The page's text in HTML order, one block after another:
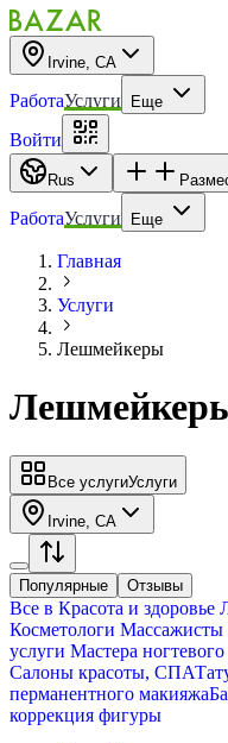
Irvine, CA
РаботаУслуги Еще
Войти
Rus
РаботаУслуги Еще
Главная
Услуги
Лешмейкеры
Все услугиУслуги
Irvine, CA
Популярные Отзывы
Все в Красота и здоровье
Косметологи Массажисты
услуги Мастера ногтевого
Салоны красоты, СПА
перманентного макияжа
коррекция фигуры